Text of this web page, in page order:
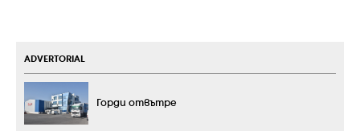
ADVERTORIAL
Горди отвътре